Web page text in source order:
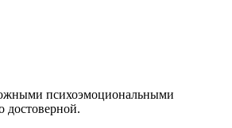
психоэмоциональными
достоверной.